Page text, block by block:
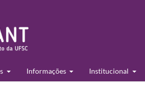
Informações Institucional